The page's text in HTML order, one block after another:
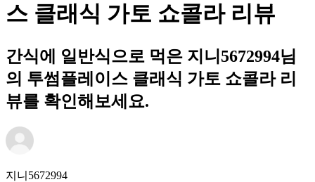
스 클래식 가토 쇼콜라 리뷰
간식에 일반식으로 먹은 지니5672994님
의 투썸플레이스 클래식 가토 쇼콜라 리
뷰를 확인해보세요.
지니5672994